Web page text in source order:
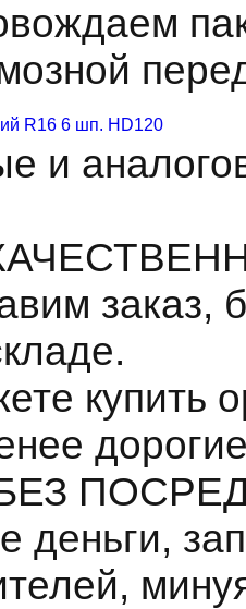
и
заказ,
купить
деньги,